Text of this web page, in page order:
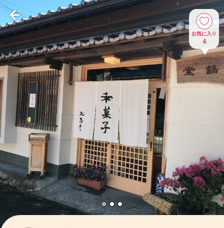
お気に入り
4